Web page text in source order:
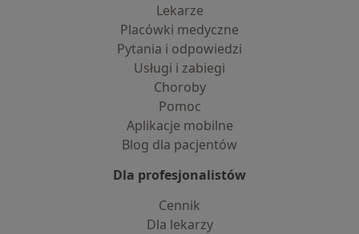
Lekarze
Placówki medyczne
Pytania i odpowiedzi
Usługi i zabiegi
Choroby
Pomoc
Aplikacje mobilne
Blog dla pacjentów
Dla profesjonalistów
Cennik
Dla lekarzy